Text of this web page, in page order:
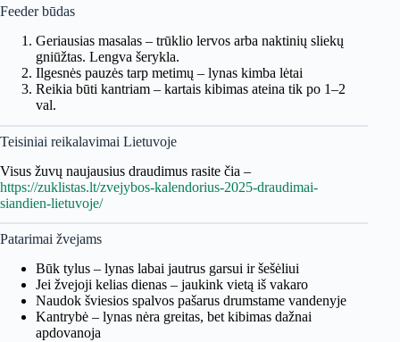
Feeder būdas
Geriausias masalas – trūklio lervos arba naktinių sliekų
gniūžtas. Lengva šerykla.
Ilgesnės pauzės tarp metimų – lynas kimba lėtai
Reikia būti kantriam – kartais kibimas ateina tik po 1–2
val.
Teisiniai reikalavimai Lietuvoje
Visus žuvų naujausius draudimus rasite čia –
https://zuklistas.lt/zvejybos-kalendorius-2025-draudimai-
siandien-lietuvoje/
Patarimai žvejams
Būk tylus – lynas labai jautrus garsui ir šešėliui
Jei žvejoji kelias dienas – jaukink vietą iš vakaro
Naudok šviesios spalvos pašarus drumstame vandenyje
Kantrybė – lynas nėra greitas, bet kibimas dažnai
apdovanoja